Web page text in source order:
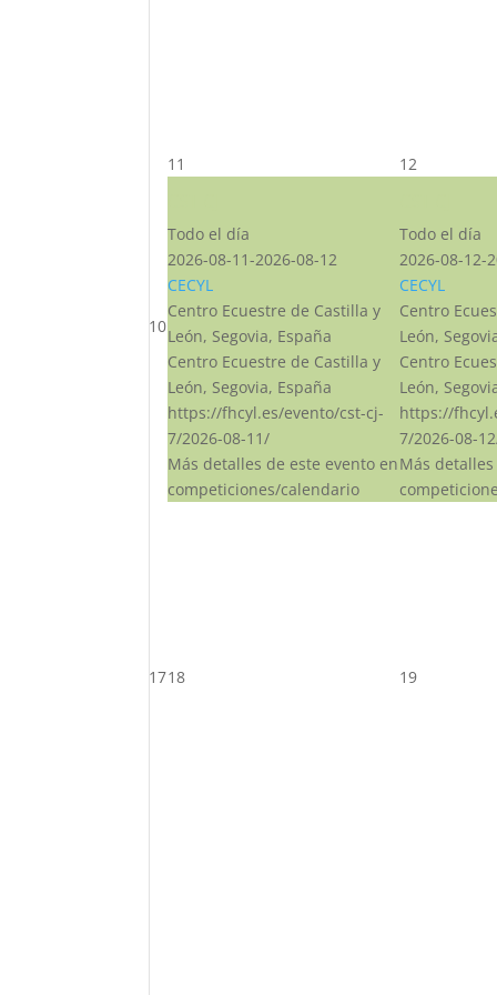
10
11
Todo el día
2026-08-11-2026-08-12
CECYL
Centro Ecuestre de Castilla y
León, Segovia, España
Centro Ecuestre de Castilla y
León, Segovia, España
https://fhcyl.es/evento/cst-cj-
7/2026-08-11/
Más detalles de este evento en
competiciones/calendario
12
Todo el día
2026-08-12-
CECYL
Centro
León,
Centro
León,
https://
7/2026-08-
Más
1718 19